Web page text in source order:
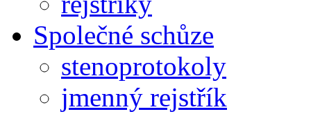
Společné schůze
stenoprotokoly
jmenný rejstřík